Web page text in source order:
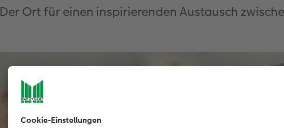
Der Ort für einen inspirierenden Austausch